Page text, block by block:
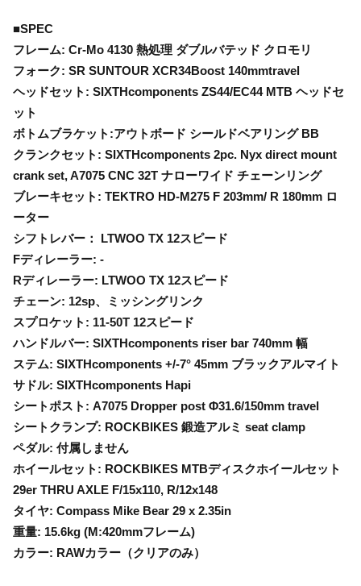
■SPEC
フレーム: Cr-Mo 4130 熱処理 ダブルバテッド クロモリ
フォーク: SR SUNTOUR XCR34Boost 140mmtravel
ヘッドセット: SIXTHcomponents ZS44/EC44 MTB ヘッドセ
ット
ボトムブラケット:アウトボード シールドベアリング BB
クランクセット: SIXTHcomponents 2pc. Nyx direct mount
crank set, A7075 CNC 32T ナローワイド チェーンリング
ブレーキセット: TEKTRO HD-M275 F 203mm/ R 180mm ロ
ーター
シフトレバー： LTWOO TX 12スピード
Fディレーラー: -
Rディレーラー: LTWOO TX 12スピード
チェーン: 12sp、ミッシングリンク
スプロケット: 11-50T 12スピード
ハンドルバー: SIXTHcomponents riser bar 740mm 幅
ステム: SIXTHcomponents +/-7° 45mm ブラックアルマイト
サドル: SIXTHcomponents Hapi
シートポスト: A7075 Dropper post Φ31.6/150mm travel
シートクランプ: ROCKBIKES 鍛造アルミ seat clamp
ペダル: 付属しません
ホイールセット: ROCKBIKES MTBディスクホイールセット
29er THRU AXLE F/15x110, R/12x148
タイヤ: Compass Mike Bear 29 x 2.35in
重量: 15.6kg (M:420mmフレーム)
カラー: RAWカラー（クリアのみ）